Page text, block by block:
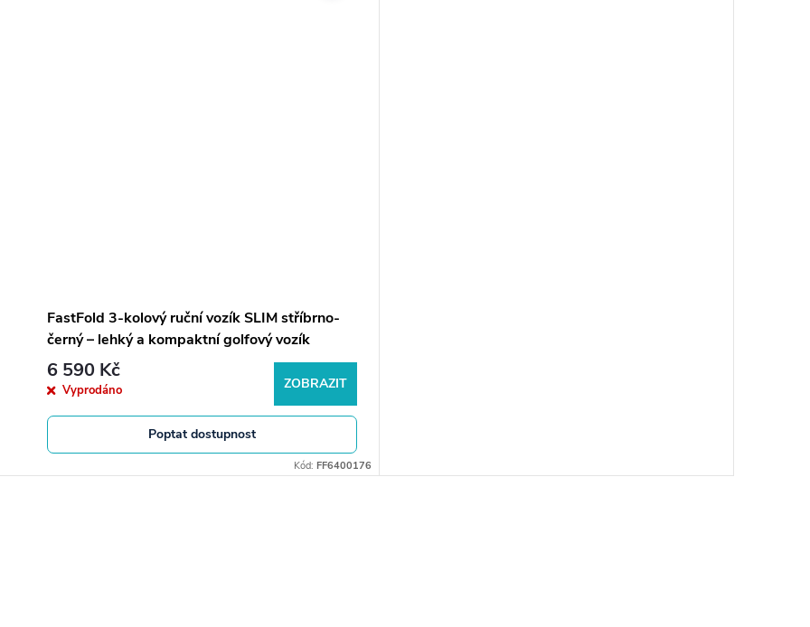
FastFold 3-kolový ruční vozík SLIM stříbrno-
černý – lehký a kompaktní golfový vozík
6 590 Kč
Vyprodáno ZOBRAZIT
Poptat dostupnost
Kód: FF6400176